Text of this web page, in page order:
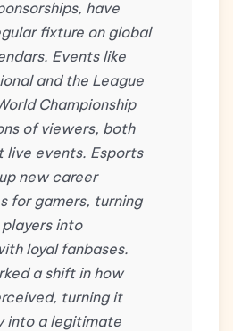
have
fixture on global
Events like
and the League
Championship
of viewers, both
live events. Esports
new career
for gamers, turning
into
loyal fanbases.
a shift in how
turning it
into a legitimate